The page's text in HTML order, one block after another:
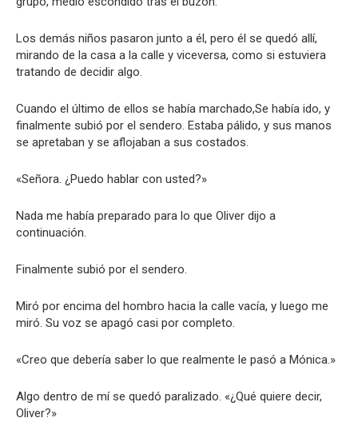
Los demás niños pasaron junto a él, pero él se quedó allí,
mirando de la casa a la calle y viceversa, como si estuviera
tratando de decidir algo.
Cuando el último de ellos se había marchado,Se había ido, y
finalmente subió por el sendero. Estaba pálido, y sus manos
se apretaban y se aflojaban a sus costados.
«Señora. ¿Puedo hablar con usted?»
Nada me había preparado para lo que Oliver dijo a
continuación.
Finalmente subió por el sendero.
Miró por encima del hombro hacia la calle vacía, y luego me
miró. Su voz se apagó casi por completo.
«Creo que debería saber lo que realmente le pasó a Mónica.»
Algo dentro de mí se quedó paralizado. «¿Qué quiere decir,
Oliver?»